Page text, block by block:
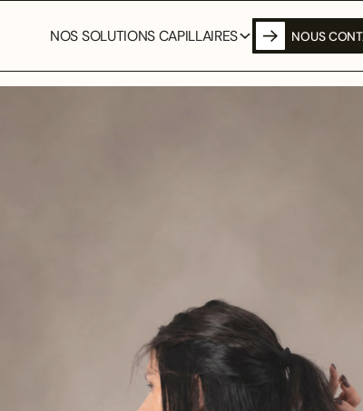
NOS SOLUTIONS CAPILLAIRES NOUS